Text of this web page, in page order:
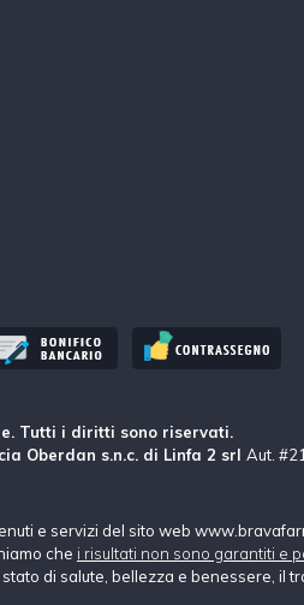
Tutti i diritti sono riservati.
Oberdan s.n.c. di Linfa 2 srl Aut.
e servizi del sito web
che i risultati non sono garantiti e
di salute, bellezza e benessere, il